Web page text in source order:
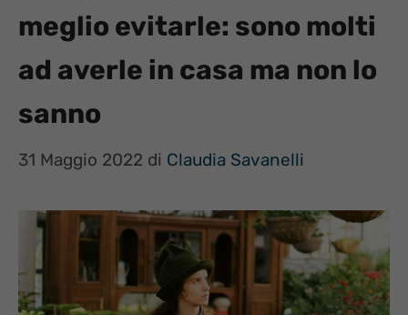
meglio evitarle: sono molti
ad averle in casa ma non lo
sanno
31 Maggio 2022 di Claudia Savanelli